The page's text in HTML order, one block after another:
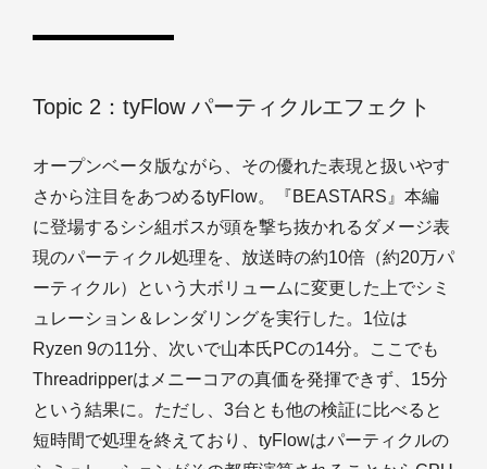
Topic 2：tyFlow パーティクルエフェクト
オープンベータ版ながら、その優れた表現と扱いやす
さから注目をあつめるtyFlow。『BEASTARS』本編
に登場するシシ組ボスが頭を撃ち抜かれるダメージ表
現のパーティクル処理を、放送時の約10倍（約20万パ
ーティクル）という大ボリュームに変更した上でシミ
ュレーション＆レンダリングを実行した。1位は
Ryzen 9の11分、次いで山本氏PCの14分。ここでも
Threadripperはメニーコアの真価を発揮できず、15分
という結果に。ただし、3台とも他の検証に比べると
短時間で処理を終えており、tyFlowはパーティクルの